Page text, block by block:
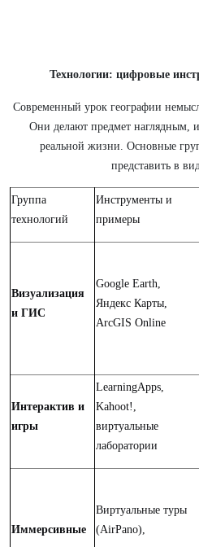
Технологии: цифровые
Современный урок географии
Они делают предмет наглядным,
реальной жизни. Основные
представить в
Группа
технологий
Инструменты и
примеры
Визуализация
и ГИС
Google Earth,
Яндекс Карты,
ArcGIS Online
Интерактив и
игры
LearningApps,
Kahoot!,
виртуальные
лаборатории
Иммерсивные
Виртуальные туры
(AirPano),